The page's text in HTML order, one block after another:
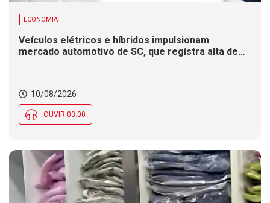
ECONOMIA
Veículos elétricos e híbridos impulsionam
mercado automotivo de SC, que registra alta de
10/08/2026
OUVIR 03:00